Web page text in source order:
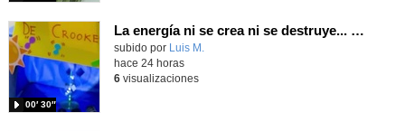
La energía ni se crea ni se destruye... ¡se experimenta! El Tierno en la Feria Madrid es Ciencia 2026
Contenido educativo.
subido por Luis M.
00′ 30″
hace 24 horas
6visualizaciones